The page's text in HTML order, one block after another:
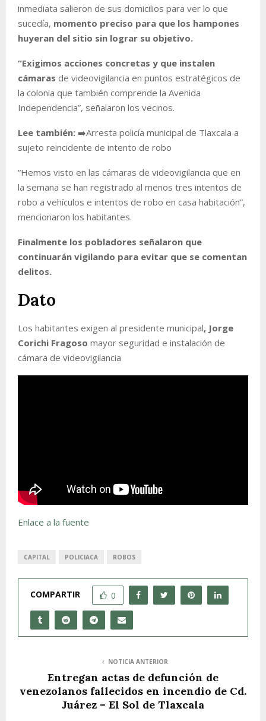
inmediata salieron de sus domicilios para ver lo que
sucedía, momento preciso para que los hampones
huyeran del sitio sin lograr su objetivo.
“Exigimos acciones concretas y que instalen
cámaras de videovigilancia en puntos estratégicos de
la colonia que también comprende la Avenida
Independencia”, señalaron los vecinos.
Lee también: ➡️Arresta policía municipal de Tlaxcala a
sujeto reincidente de intento de robo
“Hemos visto en las cámaras de videovigilancia que en
la semana se han registrado al menos tres intentos de
robo a vehículos e intentos de robo en casa habitación”,
mencionaron los habitantes.
Finalmente los pobladores señalaron que
continuarán vigilando para evitar que se comentan
delitos.
Dato
Los habitantes exigen al presidente municipal, Jorge
Corichi Fragoso mayor seguridad e instalación de
cámara de videovigilancia
Enlace a la fuente
CAPITAL POLICIACA ROBOS
COMPARTIR 0
NOTICIA ANTERIOR
Entregan actas de defunción de
venezolanos fallecidos en incendio de Cd.
Juárez – El Sol de Tlaxcala